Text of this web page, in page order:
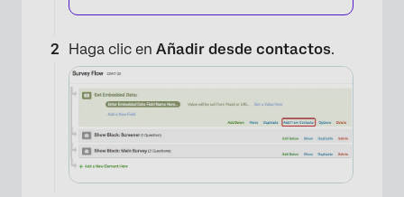
Haga clic en Añadir desde contactos.